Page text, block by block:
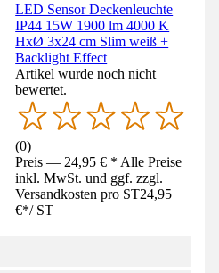
LED Sensor Deckenleuchte
IP44 15W 1900 lm 4000 K
HxØ 3x24 cm Slim weiß +
Backlight Effect
Artikel wurde noch nicht
bewertet.
(0)
Preis — 24,95 € * Alle Preise
inkl. MwSt. und ggf. zzgl.
Versandkosten pro ST24,95
€*/ ST